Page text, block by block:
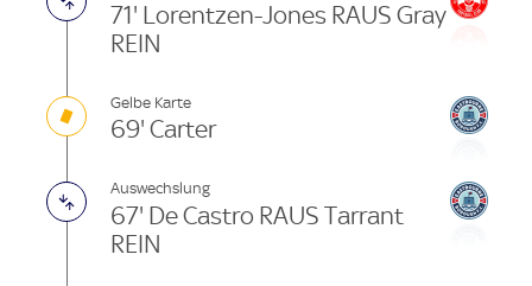
71' Lorentzen-Jones RAUS Gray
REIN
Gelbe Karte
69' Carter
Auswechslung
67' De Castro RAUS Tarrant
REIN